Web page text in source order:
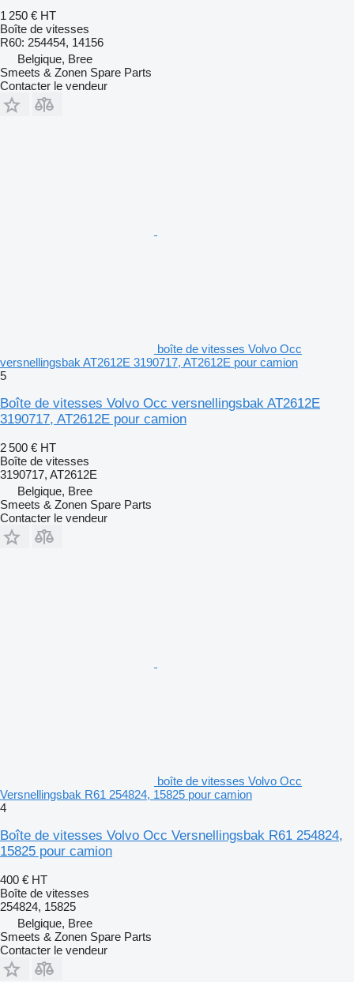
1 250 € HT
Boîte de vitesses
R60: 254454, 14156
Belgique, Bree
Smeets & Zonen Spare Parts
Contacter le vendeur
boîte de vitesses Volvo Occ
versnellingsbak AT2612E 3190717, AT2612E pour camion
5
Boîte de vitesses Volvo Occ versnellingsbak AT2612E
3190717, AT2612E pour camion
2 500 € HT
Boîte de vitesses
3190717, AT2612E
Belgique, Bree
Smeets & Zonen Spare Parts
Contacter le vendeur
boîte de vitesses Volvo Occ
Versnellingsbak R61 254824, 15825 pour camion
4
Boîte de vitesses Volvo Occ Versnellingsbak R61 254824,
15825 pour camion
400 € HT
Boîte de vitesses
254824, 15825
Belgique, Bree
Smeets & Zonen Spare Parts
Contacter le vendeur